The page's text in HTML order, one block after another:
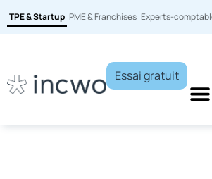
TPE & Startup PME & Franchises Experts-
Essai gratuit